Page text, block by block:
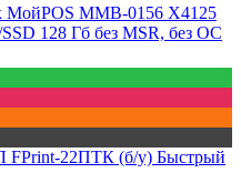
МойPOS MMB-0156 X4125
128 Гб без MSR, без ОС
Быстрый